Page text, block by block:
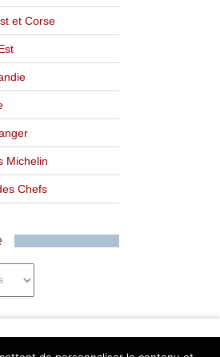
et Corse
Michelin
Chefs